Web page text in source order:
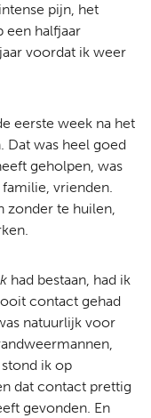
pijn, het
een halfjaar
voordat ik weer
eerste week na het
Dat was heel goed
geholpen, was
vrienden.
zonder te huilen,
had bestaan, had ik
contact gehad
natuurlijk voor
ik op
dat contact prettig
gevonden. En